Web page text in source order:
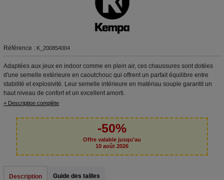
Référence : K_200854004
Adaptées aux jeux en indoor comme en plein air, ces chaussures sont dotées
d'une semelle extérieure en caoutchouc qui offrent un parfait équilibre entre
stabilité et explosivité. Leur semelle intérieure en matériau souple garantit un
haut niveau de confort et un excellent amorti.
+ Description complète
-50%
Offre valable jusqu'au
10 août 2026
Description Guide des tailles